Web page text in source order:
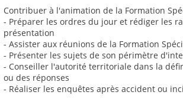
Contribuer à l'animation de la Formation
- Préparer les ordres du jour et rédiger les
présentation
- Assister aux réunions de la Formation
- Présenter les sujets de son périmètre
- Conseiller l'autorité territoriale dans la
ou des réponses
- Réaliser les enquêtes après accident ou